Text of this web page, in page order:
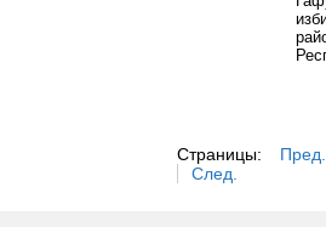
Страницы:
Пред.
След.